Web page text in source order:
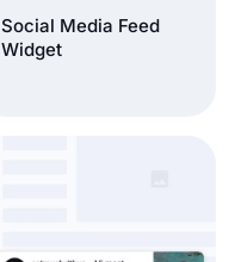
Social Media Feed
Widget